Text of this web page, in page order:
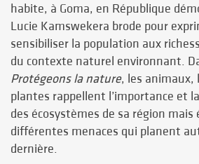
habite, à Goma, en République
Lucie Kamswekera brode pour
sensibiliser la population aux
du contexte naturel environnant.
Protégeons la nature, les animaux,
plantes rappellent l’importance et
des écosystèmes de sa région
différentes menaces qui planent
dernière.